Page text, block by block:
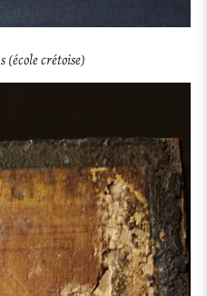
s (école crétoise)